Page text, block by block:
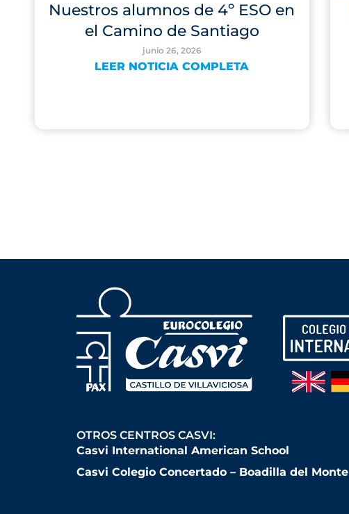
Nuestros alumnos de 4º ESO en
el Camino de Santiago
junio 26, 2026
LEER NOTICIA COMPLETA
OTROS CENTROS CASVI:
Casvi International American School
Casvi Colegio Concertado – Boadilla del Monte